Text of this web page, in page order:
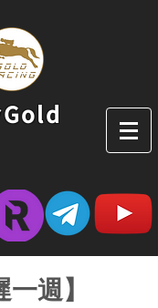
一週】